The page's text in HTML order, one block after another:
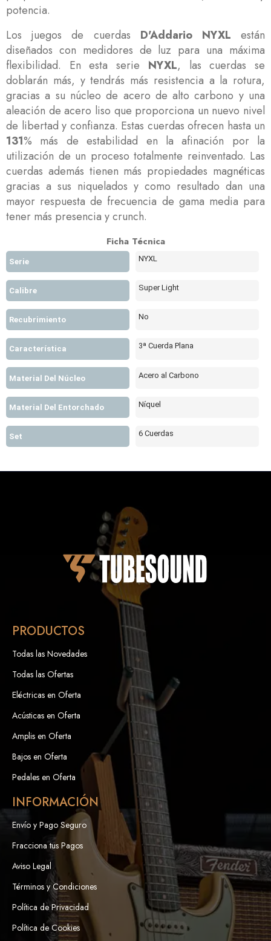
potencia.
Los juegos de cuerdas D'Addario NYXL están
diseñados con medidores de luz para una máxima
flexibilidad. En esta serie NYXL, las cuerdas se
doblarán más, y tendrás más resistencia a la rotura,
gracias a su núcleo de acero de alto carbono y una
aleación de acero liso que proporciona un nuevo nivel
de libertad y confianza. Estas cuerdas ofrecen hasta un
131% más de estabilidad en la afinación por la
utilización de un proceso totalmente reinventado. Las
cuerdas además tienen más propiedades magnéticas
gracias a sus niquelados y como resultado dan una
mayor respuesta de frecuencia de gama media para
tener más presencia y crunch.
Ficha Técnica
Serie NYXL
Calibre Super Light
Recubrimiento No
Característica 3ª Cuerda Plana
Material Del Núcleo Acero al Carbono
Material Del Entorchado Níquel
Set 6 Cuerdas
PRODUCTOS
Todas las Novedades
Todas las Ofertas
Eléctricas en Oferta
Acústicas en Oferta
Amplis en Oferta
Bajos en Oferta
Pedales en Oferta
INFORMACIÓN
Envío y Pago Seguro
Fracciona tus Pagos
Aviso Legal
Términos y Condiciones
Política de Privacidad
Política de Cookies